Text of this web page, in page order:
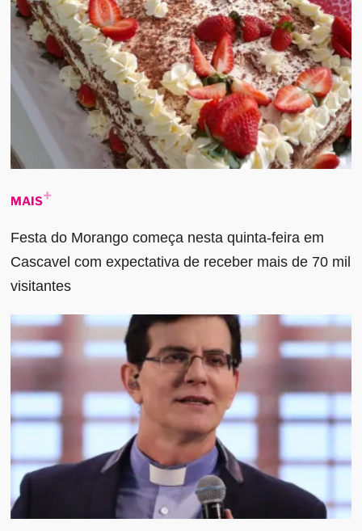
MAIS
Festa do Morango começa nesta quinta-feira em
Cascavel com expectativa de receber mais de 70 mil
visitantes